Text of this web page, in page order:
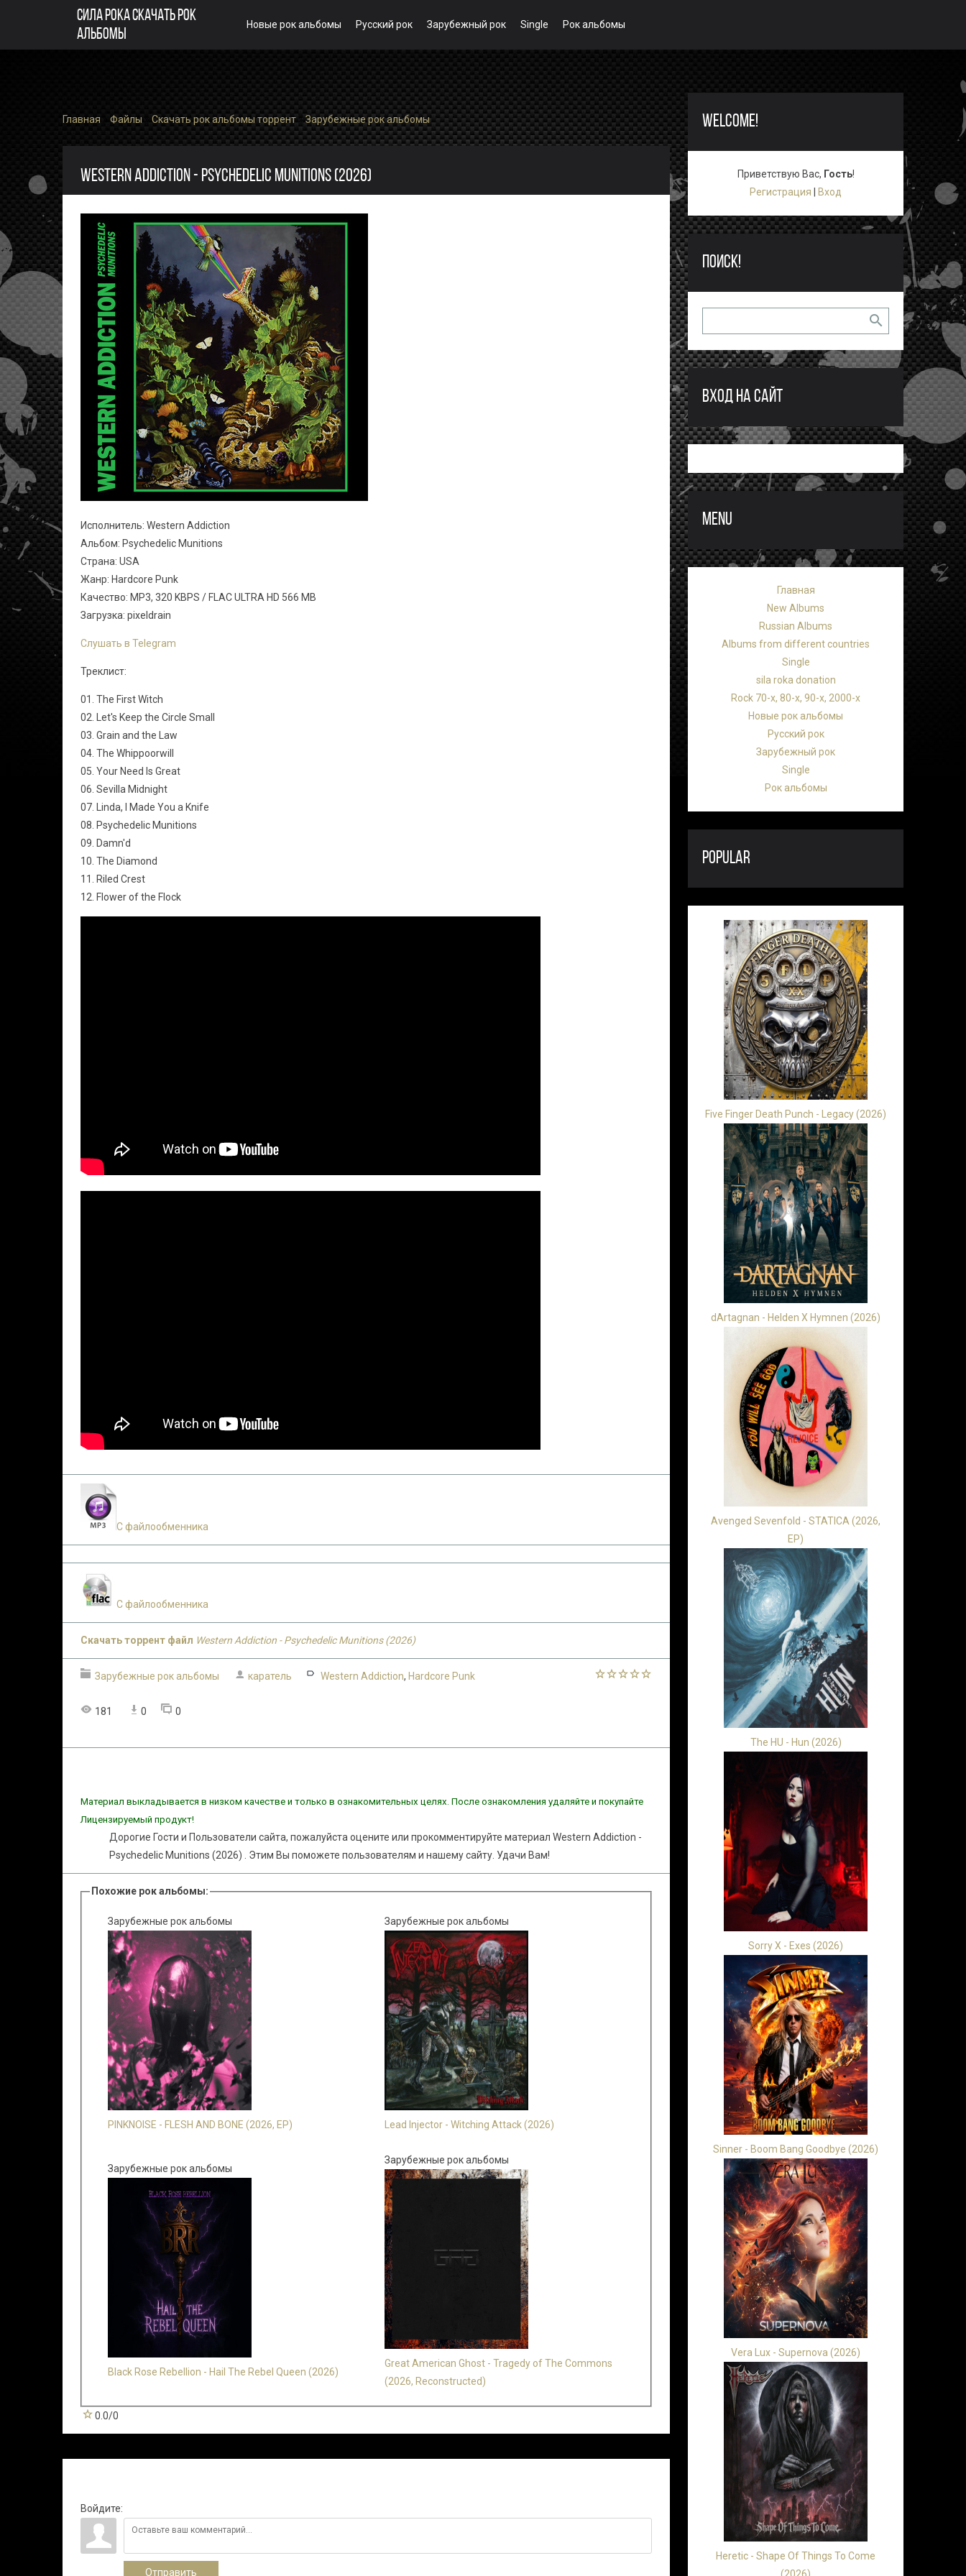
СИЛА РОКА СКАЧАТЬ РОК
АЛЬБОМЫ
Новые рок альбомы Русский рок Зарубежный рок Single Рок альбомы
Главная Файлы Скачать рок альбомы торрент»Зарубежные рок альбомы
WESTERN ADDICTION - PSYCHEDELIC MUNITIONS (2026)
Исполнитель: Western Addiction
Альбом: Psychedelic Munitions
Страна: USA
Жанр: Hardcore Punk
Качество: MP3, 320 KBPS / FLAC ULTRA HD 566 MB
Загрузка: pixeldrain
Слушать в Telegram
Треклист:
01. The First Witch
02. Let's Keep the Circle Small
03. Grain and the Law
04. The Whippoorwill
05. Your Need Is Great
06. Sevilla Midnight
07. Linda, I Made You a Knife
08. Psychedelic Munitions
09. Damn'd
10. The Diamond
11. Riled Crest
12. Flower of the Flock
С файлообменника
С файлообменника
Скачать торрент файл Western Addiction - Psychedelic Munitions (2026)
Зарубежные рок альбомы каратель Western Addiction, Hardcore Punk
181 0 0
Материал выкладывается в низком качестве и только в ознакомительных целях. После ознакомления удаляйте и покупайте
Лицензируемый продукт!
Дорогие Гости и Пользователи сайта, пожалуйста оцените или прокомментируйте материал Western Addiction -
Psychedelic Munitions (2026) . Этим Вы поможете пользователям и нашему сайту. Удачи Вам!
Похожие рок альбомы:
Зарубежные рок альбомы
PINKNOISE - FLESH AND BONE (2026, EP)
Зарубежные рок альбомы
Lead Injector - Witching Attack (2026)
Зарубежные рок альбомы
Black Rose Rebellion - Hail The Rebel Queen (2026)
Зарубежные рок альбомы
Great American Ghost - Tragedy of The Commons
(2026, Reconstructed)
0.0/0
Войдите:
Отправить
WELCOME!
Приветствую Вас, Гость!
Регистрация
Вход
ПОИСК!
ВХОД НА САЙТ
MENU
Главная
New Albums
Russian Albums
Albums from different countries
Single
sila roka donation
Rock 70-х, 80-х, 90-х, 2000-х
Новые рок альбомы
Русский рок
Зарубежный рок
Single
Рок альбомы
POPULAR
Five Finger Death Punch - Legacy (2026)
dArtagnan - Helden X Hymnen (2026)
Avenged Sevenfold - STATICA (2026,
EP)
The HU - Hun (2026)
Sorry X - Exes (2026)
Sinner - Boom Bang Goodbye (2026)
Vera Lux - Supernova (2026)
Heretic - Shape Of Things To Come